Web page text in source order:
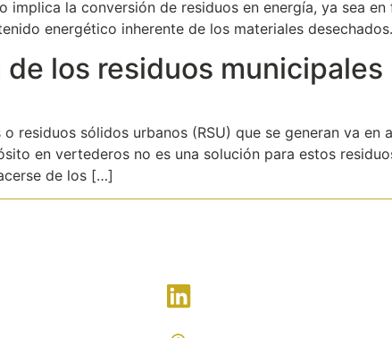
implica la conversión de residuos en energía, ya sea
energético inherente de los materiales
los residuos municipales
residuos sólidos urbanos (RSU) que se generan va
en vertederos no es una solución para estos
de los […]